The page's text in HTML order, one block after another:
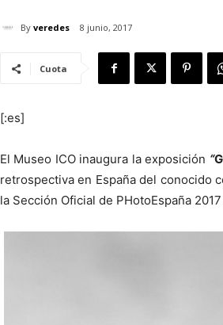
By veredes 8 junio, 2017
Cuota
[:es]
El Museo ICO inaugura la exposición “
retrospectiva en España del conocido
la Sección Oficial de PHotoEspaña